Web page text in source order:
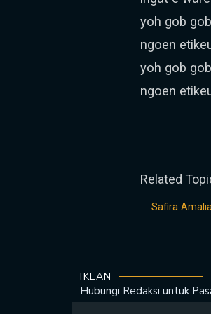
yoh gob
ngoen
yoh gob
ngoen
Related
Safira
IKLAN
Hubungi Redaksi untuk